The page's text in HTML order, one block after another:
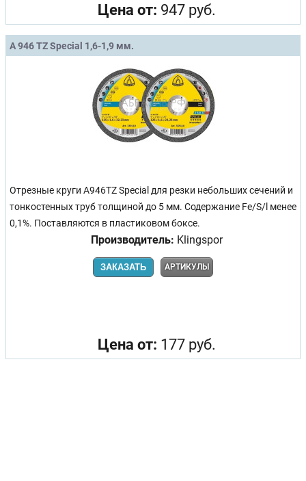
Цена от: 947 руб.
A 946 TZ Special 1,6-1,9 мм.
Отрезные круги A946TZ Special для резки небольших сечений и
тонкостенных труб толщиной до 5 мм. Содержание Fe/S/l менее
0,1%. Поставляются в пластиковом боксе.
Производитель: Klingspor
ЗАКАЗАТЬ АРТИКУЛЫ
Цена от: 177 руб.